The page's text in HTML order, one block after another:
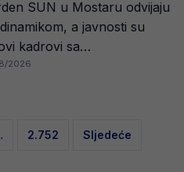
SUN u Mostaru odvijaju
a javnosti su
kadrovi sa…
2026
2.752 Sljedeće